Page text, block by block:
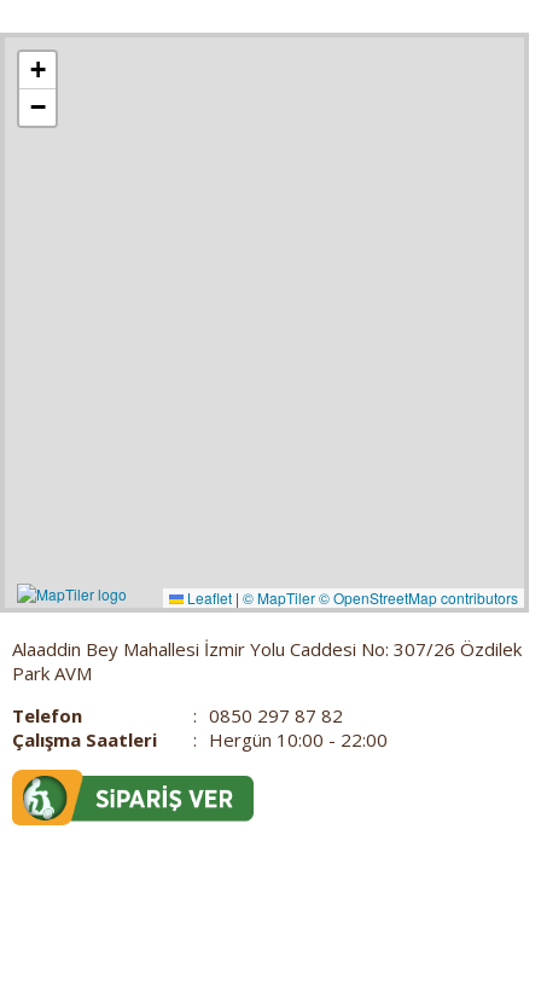
+
−
Leaflet | © MapTiler© OpenStreetMap contributors
Alaaddin Bey Mahallesi İzmir Yolu Caddesi No: 307/26 Özdilek
Park AVM
Telefon
: 0850 297 87 82
Çalışma Saatleri
: Hergün 10:00 - 22:00